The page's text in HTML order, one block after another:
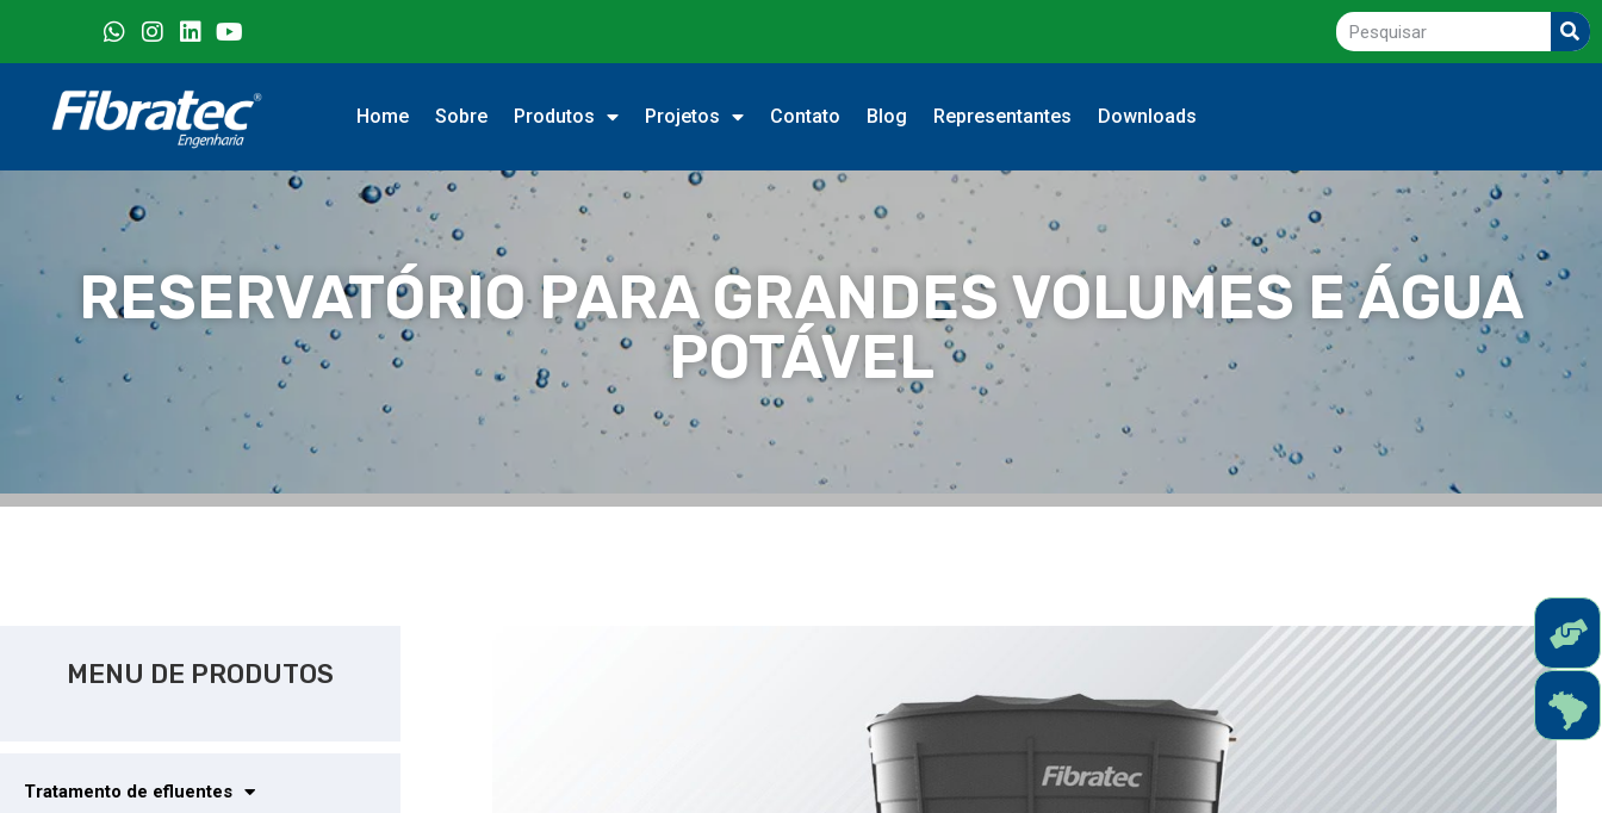
Home Sobre Produtos Projetos Contato Blog Representantes Downloads
RESERVATÓRIO PARA GRANDES VOLUMES E ÁGUA
POTÁVEL
MENU DE PRODUTOS
Tratamento de efluentes